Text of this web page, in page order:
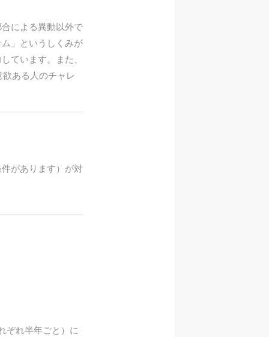
による異動以外で
」というしくみが
ています。また、
ある人のチャレ
があります）が対
ぞれ半年ごと）に